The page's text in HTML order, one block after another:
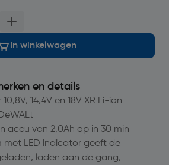
In winkelwagen
en details
14,4V en 18V XR Li-ion
accu van 2,0Ah op in 30 min
met LED indicator geeft de
laden aan de gang,